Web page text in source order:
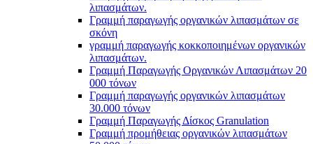
λιπασμάτων.
Γραμμή παραγωγής οργανικών λιπασμάτων σε
σκόνη
γραμμή παραγωγής κοκκοποιημένων οργανικών
λιπασμάτων.
Γραμμή Παραγωγής Οργανικών Λιπασμάτων 20
000 τόνων
Γραμμή παραγωγής οργανικών λιπασμάτων
30.000 τόνων
Γραμμή Παραγωγής Δίσκος Granulation
Γραμμή προμήθειας οργανικών λιπασμάτων